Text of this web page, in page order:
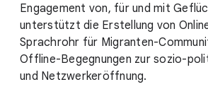
Engagement von, für und mit
unterstützt die Erstellung von
Sprachrohr für Migranten-
Offline-Begegnungen zur sozio-
und Netzwerkeröffnung.